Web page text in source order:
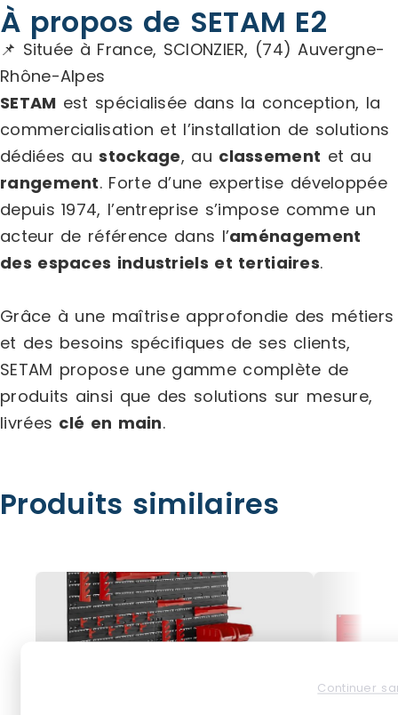
À propos de SETAM E2
📌 Située à France, SCIONZIER, (74) Auvergne-
Rhône-Alpes
SETAM est spécialisée dans la conception, la
commercialisation et l’installation de solutions
dédiées austockage, au classement et au
rangement. Forte d’une expertise développée
depuis 1974, l’entreprise s’impose comme un
acteur de référence dans l’aménagement
des espaces industriels et tertiaires.
Grâce à une maîtrise approfondie des métiers
et des besoins spécifiques de ses clients,
SETAM propose une gamme complète de
produits ainsi que des solutions sur mesure,
livrées clé en main.
Produits similaires
Continuer